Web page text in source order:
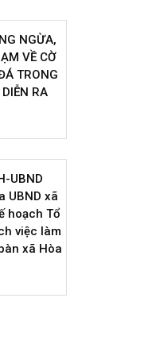
NGỪA,
VỀ CỜ
TRONG
RA
UBND
UBND xã
hoạch Tổ
việc làm
xã Hòa